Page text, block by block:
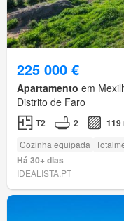
225 000 €
Apartamento em
Distrito de Faro
T2 2 119
Cozinha equipada
Há 30+ dias
IDEALISTA.PT